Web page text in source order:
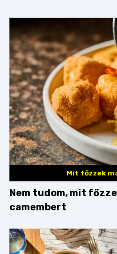
Mit főzzek
Nem tudom, mit
camembert